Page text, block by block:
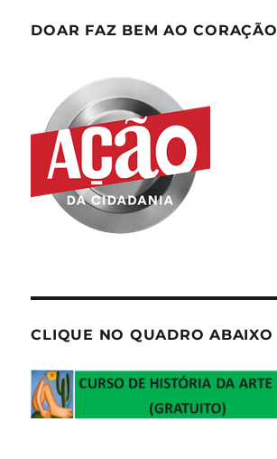
DOAR FAZ BEM AO CORAÇÃO
CLIQUE NO QUADRO ABAIXO